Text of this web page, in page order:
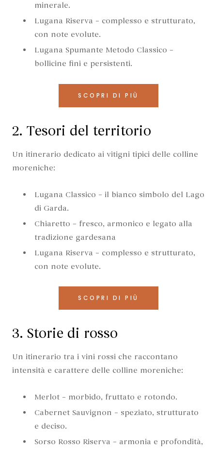
minerale.
Lugana Riserva – complesso e strutturato,
con note evolute.
Lugana Spumante Metodo Classico –
bollicine fini e persistenti.
SCOPRI DI PIÙ
2. Tesori del territorio
Un itinerario dedicato ai vitigni tipici delle colline
moreniche:
Lugana Classico – il bianco simbolo del Lago
di Garda.
Chiaretto – fresco, armonico e legato alla
tradizione gardesana
Lugana Riserva – complesso e strutturato,
con note evolute.
SCOPRI DI PIÙ
3. Storie di rosso
Un itinerario tra i vini rossi che raccontano
intensità e carattere delle colline moreniche:
Merlot – morbido, fruttato e rotondo.
Cabernet Sauvignon – speziato, strutturato
e deciso.
Sorso Rosso Riserva – armonia e profondità,